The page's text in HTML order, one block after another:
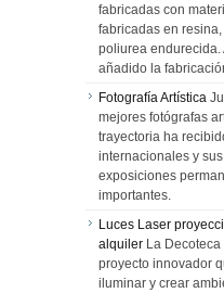
fabricadas con
fabricadas en
poliurea endurecida.
añadido la
Fotografía Artística
mejores fotógrafas
trayectoria ha
internacionales y
exposiciones
importantes.
Luces Laser
alquiler La
proyecto innovador
iluminar y crear